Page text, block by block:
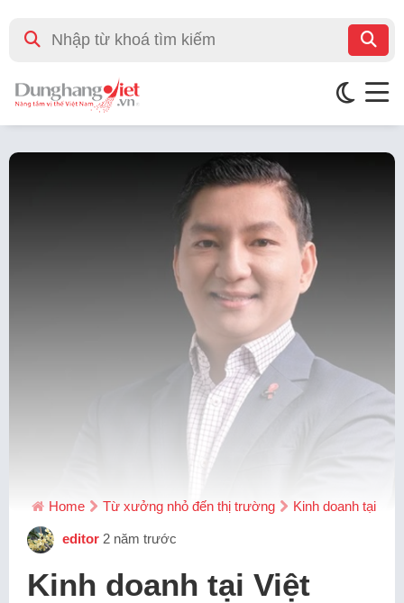
Home Từ xưởng nhỏ đến thị trường Kinh doanh tại
editor 2 năm trước
Kinh doanh tại Việt